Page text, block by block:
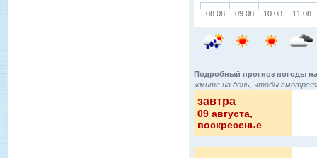
08.08 09.08 10.08 11.08
Подробный прогноз погоды
жмите на день, чтобы
завтра
09 августа,
воскресенье